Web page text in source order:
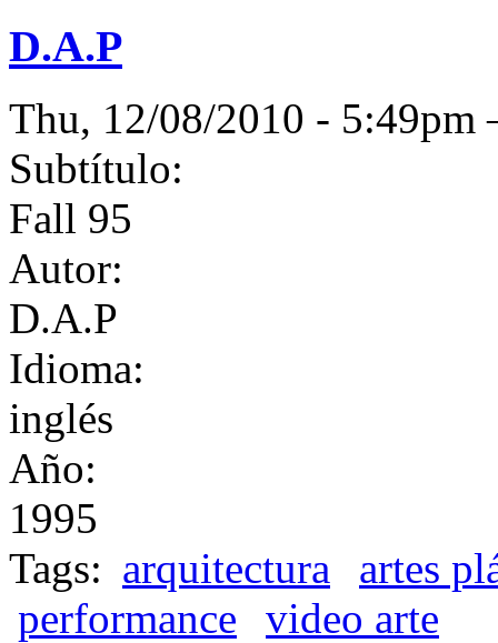
D.A.P
Thu, 12/08/2010 -
Subtítulo:
Fall 95
Autor:
D.A.P
Idioma:
inglés
Año:
1995
Tags: arquitectura
artes
performance
video arte